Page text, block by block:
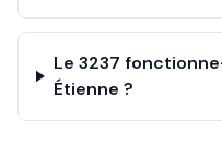
Le 3237
Étienne ?